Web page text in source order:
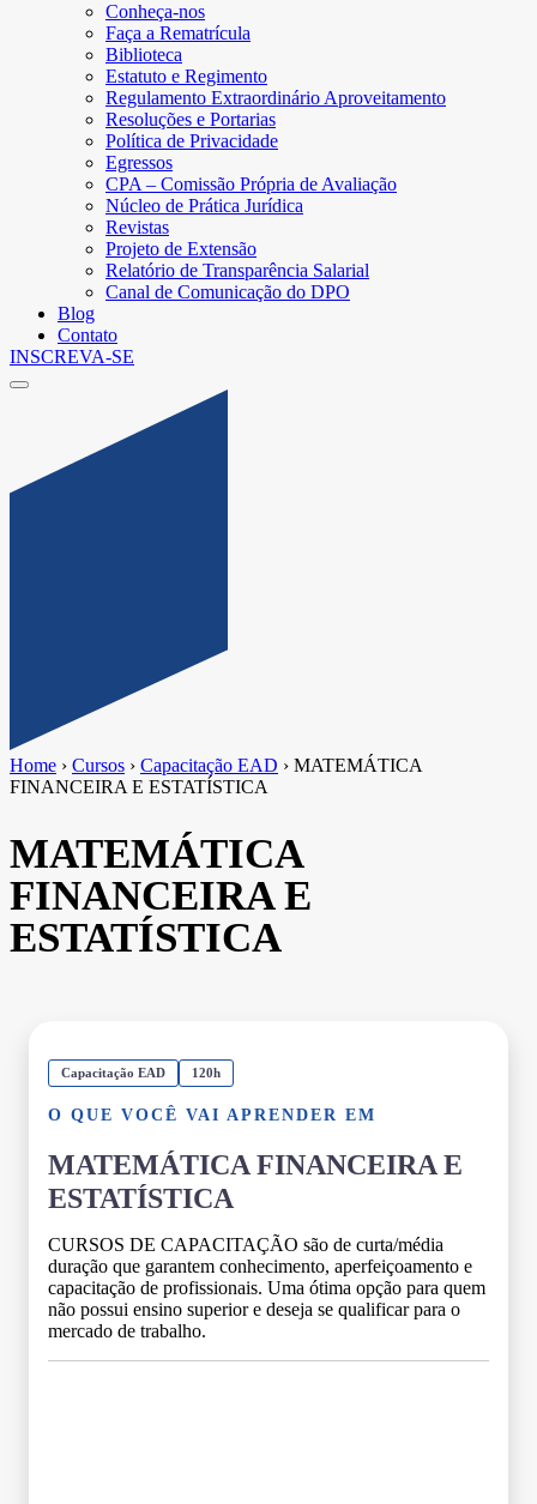
Conheça-nos
Faça a Rematrícula
Biblioteca
Estatuto e Regimento
Regulamento Extraordinário Aproveitamento
Resoluções e Portarias
Política de Privacidade
Egressos
CPA – Comissão Própria de Avaliação
Núcleo de Prática Jurídica
Revistas
Projeto de Extensão
Relatório de Transparência Salarial
Canal de Comunicação do DPO
Blog
Contato
INSCREVA-SE
Home › Cursos › Capacitação EAD › MATEMÁTICA
FINANCEIRA E ESTATÍSTICA
MATEMÁTICA
FINANCEIRA E
ESTATÍSTICA
Capacitação EAD 120h
O QUE VOCÊ VAI APRENDER EM
MATEMÁTICA FINANCEIRA E
ESTATÍSTICA
CURSOS DE CAPACITAÇÃO são de curta/média
duração que garantem conhecimento, aperfeiçoamento e
capacitação de profissionais. Uma ótima opção para quem
não possui ensino superior e deseja se qualificar para o
mercado de trabalho.